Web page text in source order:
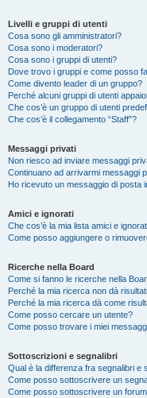
Livelli e gruppi di utenti
Cosa sono gli amministratori?
Cosa sono i moderatori?
Cosa sono i gruppi di utenti?
Dove trovo i gruppi e come posso
Come divento leader di un gruppo?
Perché alcuni gruppi di utenti
Che cos’è un gruppo di utenti
Che cos’è il collegamento “Staff”?
Messaggi privati
Non riesco ad inviare messaggi
Continuano ad arrivarmi messaggi
Ho ricevuto un messaggio di posta
Amici e ignorati
Che cos’è la mia lista amici e
Come posso aggiungere o
Ricerche nella Board
Come si fanno le ricerche nella
Perché la mia ricerca non dà
Perché la mia ricerca dà come
Come posso cercare un utente?
Come posso trovare i miei
Sottoscrizioni e segnalibri
Qual è la differenza fra segnalibri e
Come posso sottoscrivere un
Come posso sottoscrivere un